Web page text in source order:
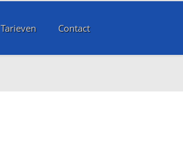
Tarieven Contact